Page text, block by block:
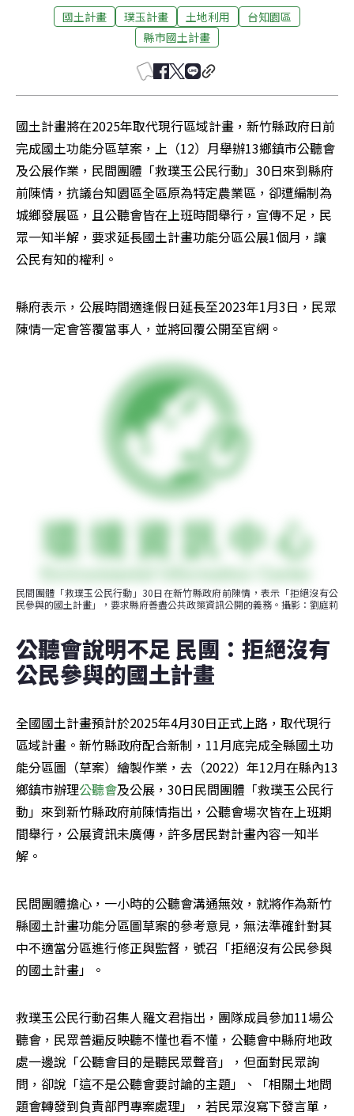
國土計畫 璞玉計畫 土地利用
台知園區
縣市國土計畫
國土計畫將在2025年取代現行區域計畫，新竹縣政府日前
完成國土功能分區草案，上（12）月舉辦13鄉鎮市公聽會
及公展作業，民間團體「救璞玉公民行動」30日來到縣府
前陳情，抗議台知園區全區原為特定農業區，卻遭編制為
城鄉發展區，且公聽會皆在上班時間舉行，宣傳不足，民
眾一知半解，要求延長國土計畫功能分區公展1個月，讓
公民有知的權利。
縣府表示，公展時間適逢假日延長至2023年1月3日，民眾
陳情一定會答覆當事人，並將回覆公開至官網。
民間團體「救璞玉公民行動」30日在新竹縣政府前陳情，表示「拒絕沒有公
民參與的國土計畫」，要求縣府善盡公共政策資訊公開的義務。攝影：劉庭莉
公聽會說明不足 民團：拒絕沒有
公民參與的國土計畫
全國國土計畫預計於2025年4月30日正式上路，取代現行
區域計畫。新竹縣政府配合新制，11月底完成全縣國土功
能分區圖（草案）繪製作業，去（2022）年12月在縣內13
鄉鎮市辦理公聽會及公展，30日民間團體「救璞玉公民行
動」來到新竹縣政府前陳情指出，公聽會場次皆在上班期
間舉行，公展資訊未廣傳，許多居民對計畫內容一知半
解。
民間團體擔心，一小時的公聽會溝通無效，就將作為新竹
縣國土計畫功能分區圖草案的參考意見，無法準確針對其
中不適當分區進行修正與監督，號召「拒絕沒有公民參與
的國土計畫」。
救璞玉公民行動召集人羅文君指出，團隊成員參加11場公
聽會，民眾普遍反映聽不懂也看不懂，公聽會中縣府地政
處一邊說「公聽會目的是聽民眾聲音」，但面對民眾詢
問，卻說「這不是公聽會要討論的主題」、「相關土地問
題會轉發到負責部門專案處理」，若民眾沒寫下發言單，